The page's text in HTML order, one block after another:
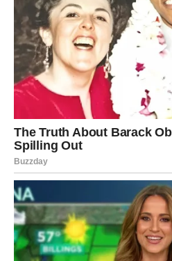
žile i pogoršava simptome
Kontrolu krvnog tlaka i
povišen kolesterol.
Povišen kolesterol ne pokazuje
noge mogu biti ogledalo
rane koje sporo zacjeljuju,
hladnoće u nogama nisu
upućivati na ozbiljne probleme
od srčanih bolesti.
Zato je važno reagirati na
uvesti promjene u načinu